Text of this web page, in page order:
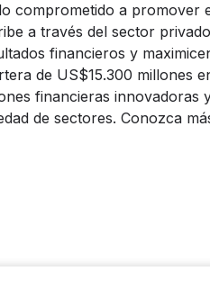
comprometido a promover
a través del sector
financieros y
de US$15.300 millones
financieras innovadoras
de sectores. Conozca